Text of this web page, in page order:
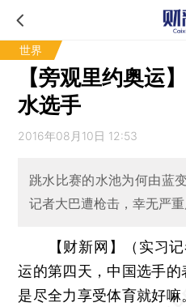
世界
【旁观里约奥运
水选手
2016年08月10日 12:53
跳水比赛的水池为何由蓝
记者大巴遭枪击，幸无严
【财新网】（实习
运的第四天，中国选手
是尽全力享受体育就好